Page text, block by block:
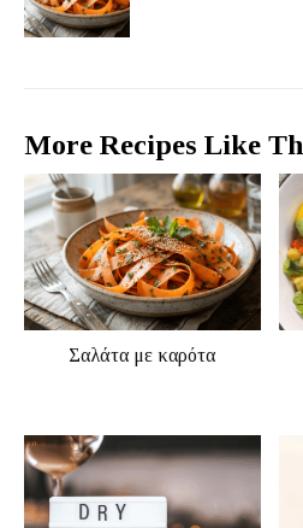
More Recipes Like
Σαλάτα με καρότα